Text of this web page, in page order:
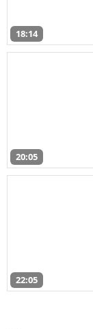
18:14
20:05
22:05